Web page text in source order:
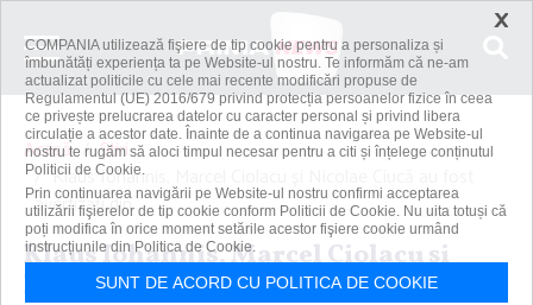
Acasă
Știri
Klaus Iohannis, Marcel Ciolacu şi Nicolae Ciucă au fost
avertizaţi din...
Klaus Iohannis, Marcel Ciolacu şi
Nicolae Ciucă au fost avertizaţi din
×
COMPANIA utilizează fişiere de tip cookie pentru a personaliza și
îmbunătăți experiența ta pe Website-ul nostru. Te informăm că ne-am
actualizat politicile cu cele mai recente modificări propuse de
Regulamentul (UE) 2016/679 privind protecția persoanelor fizice în ceea
ce privește prelucrarea datelor cu caracter personal și privind libera
circulație a acestor date. Înainte de a continua navigarea pe Website-ul
nostru te rugăm să aloci timpul necesar pentru a citi și înțelege conținutul
Politicii de Cookie.
Prin continuarea navigării pe Website-ul nostru confirmi acceptarea
utilizării fişierelor de tip cookie conform Politicii de Cookie. Nu uita totuși că
poți modifica în orice moment setările acestor fişiere cookie urmând
instrucțiunile din Politica de Cookie.
SUNT DE ACORD CU POLITICA DE COOKIE